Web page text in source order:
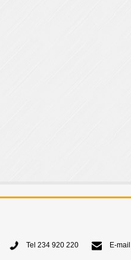
Tel 234 920 220 E-